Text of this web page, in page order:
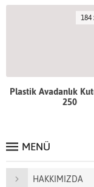
184
Plastik Avadanlık
250
MENÜ
HAKKIMIZDA